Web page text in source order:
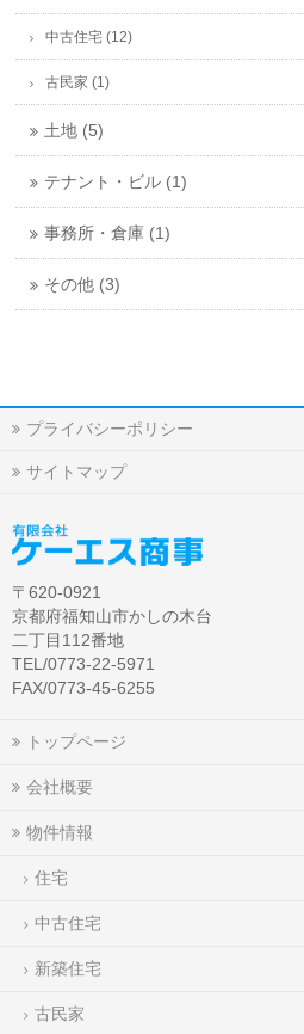
中古住宅 (12)
古民家 (1)
土地 (5)
テナント・ビル (1)
事務所・倉庫 (1)
その他 (3)
プライバシーポリシー
サイトマップ
〒620-0921
京都府福知山市かしの木台
二丁目112番地
TEL/0773-22-5971
FAX/0773-45-6255
トップページ
会社概要
物件情報
住宅
中古住宅
新築住宅
古民家